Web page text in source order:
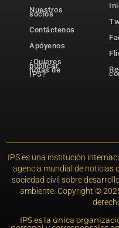
Nuestros
socios
Contáctenos
Apóyenos
¿Quieres
publicar
notas de
IPS?
IPS es una institución
agencia mundial de noticias
sociedad civil sobre
ambiente. Copyright ©
IPS es la única